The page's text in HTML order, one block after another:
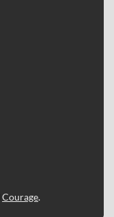
Courage.